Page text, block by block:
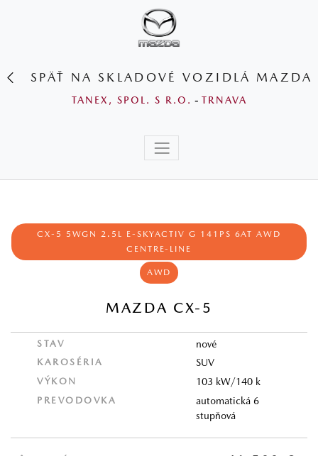
SPÄŤ NA SKLADOVÉ VOZIDLÁ MAZDA
TANEX, SPOL. S R.O. - TRNAVA
CX‑5 5WGN 2.5L E‑SKYACTIV G 141PS 6AT AWD
CENTRE‑LINE
AWD
MAZDA CX-5
STAV nové
KAROSÉRIA SUV
VÝKON 103 kW/140 k
PREVODOVKA
automatická 6
stupňová